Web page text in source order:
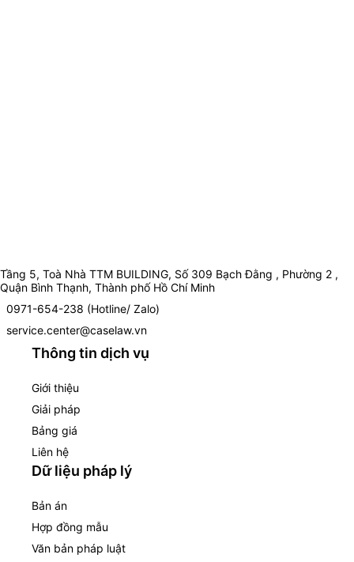
Tầng 5, Toà Nhà TTM BUILDING, Số 309 Bạch Đằng , Phường 2 ,
Quận Bình Thạnh, Thành phố Hồ Chí Minh
0971-654-238 (Hotline/ Zalo)
service.center@caselaw.vn
Thông tin dịch vụ
Giới thiệu
Giải pháp
Bảng giá
Liên hệ
Dữ liệu pháp lý
Bản án
Hợp đồng mẫu
Văn bản pháp luật